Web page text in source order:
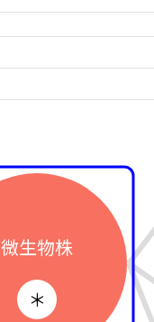
微生物株
＊